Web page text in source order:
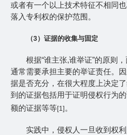
或者有一个以上技术特征不相同
落入专利权的保护范围。
（3）证据的收集与固定
根据“谁主张,谁举证”的原则
通常需要承担主要的举证责任。
据是否充分，在很大程度上决定
到的证据包括用于证明侵权行为
额的证据等等[1]。
实践中，侵权人一旦收到权